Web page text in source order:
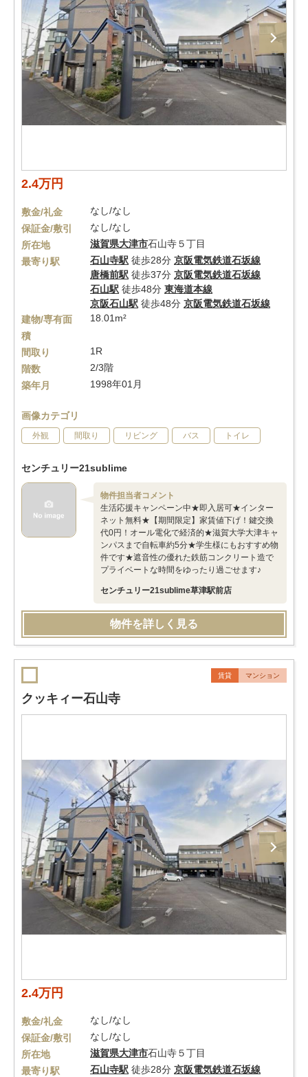
2.4万円
敷金/礼金
なし/なし
保証金/敷引
なし/なし
所在地
滋賀県大津市石山寺５丁目
最寄り駅
石山寺駅 徒歩28分 京阪電気鉄道石坂線
唐橋前駅 徒歩37分 京阪電気鉄道石坂線
石山駅 徒歩48分 東海道本線
京阪石山駅 徒歩48分 京阪電気鉄道石坂線
建物/専有面
積
18.01m²
間取り
1R
階数
2/3階
築年月
1998年01月
画像カテゴリ
外観 間取り リビング バス トイレ
センチュリー21sublime
物件担当者コメント
生活応援キャンペーン中★即入居可★インター
ネット無料★【期間限定】家賃値下げ！鍵交換
代0円！オール電化で経済的★滋賀大学大津キャ
ンパスまで自転車約5分★学生様にもおすすめ物
件です★遮音性の優れた鉄筋コンクリート造で
プライベートな時間をゆったり過ごせます♪
センチュリー21sublime草津駅前店
物件を詳しく見る
賃貸 マンション
クッキィー石山寺
2.4万円
敷金/礼金
なし/なし
保証金/敷引
なし/なし
所在地
滋賀県大津市石山寺５丁目
最寄り駅
石山寺駅 徒歩28分 京阪電気鉄道石坂線